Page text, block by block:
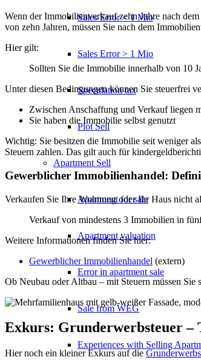
Sales Error < 1 Mio
Sales Error > 1 Mio
Speculation tax
Plot Sell
Apartment Sell
Apartment for sale
Apartment valuation
Error in apartment sale
Sale from WEG
Experiences with Selling
Wenn der Immobilienverkauf zehn Jahre nach
von zehn Jahren, müssen Sie nach dem
Hier gilt:
Sollten Sie die Immobilie innerhalb von 10
Unter diesen Bedingungen können Sie steuerfrei
Zwischen Anschaffung und Verkauf liegen
Sie haben die Immobilie selbst genutzt
Wichtig: Sie besitzen die Immobilie seit weniger
Steuern zahlen. Das gilt auch für
Gewerblicher Immobilienhandel:
Verkaufen Sie Ihre Wohnung oder Ihr Haus nicht
Verkauf von mindestens 3 Immobilien in
Weitere Informationen finden Sie hier:
Gewerblicher Immobilienhandel (extern)
Ob Neubau oder Altbau – mit Steuern müssen Sie
Exkurs: Grunderwerbsteuer –
Hier noch ein kleiner Exkurs auf die